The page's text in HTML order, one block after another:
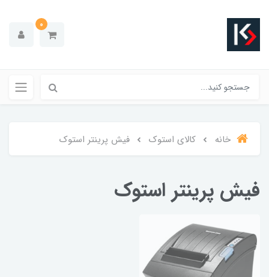
0
خانه کالای استوک فیش پرینتر استوک
فیش پرینتر استوک